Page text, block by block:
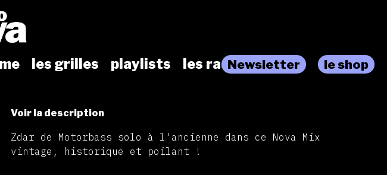
les grilles playlists les radiosNewsletter le shop
Voir la description
Zdar de Motorbass solo à l'ancienne dans ce Nova Mix
vintage, historique et poilant !